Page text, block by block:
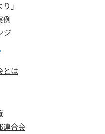
」
例
ジ
とは
連合会